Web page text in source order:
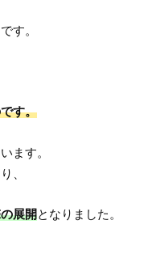
す。
す。
ます。
、
展開となりました。